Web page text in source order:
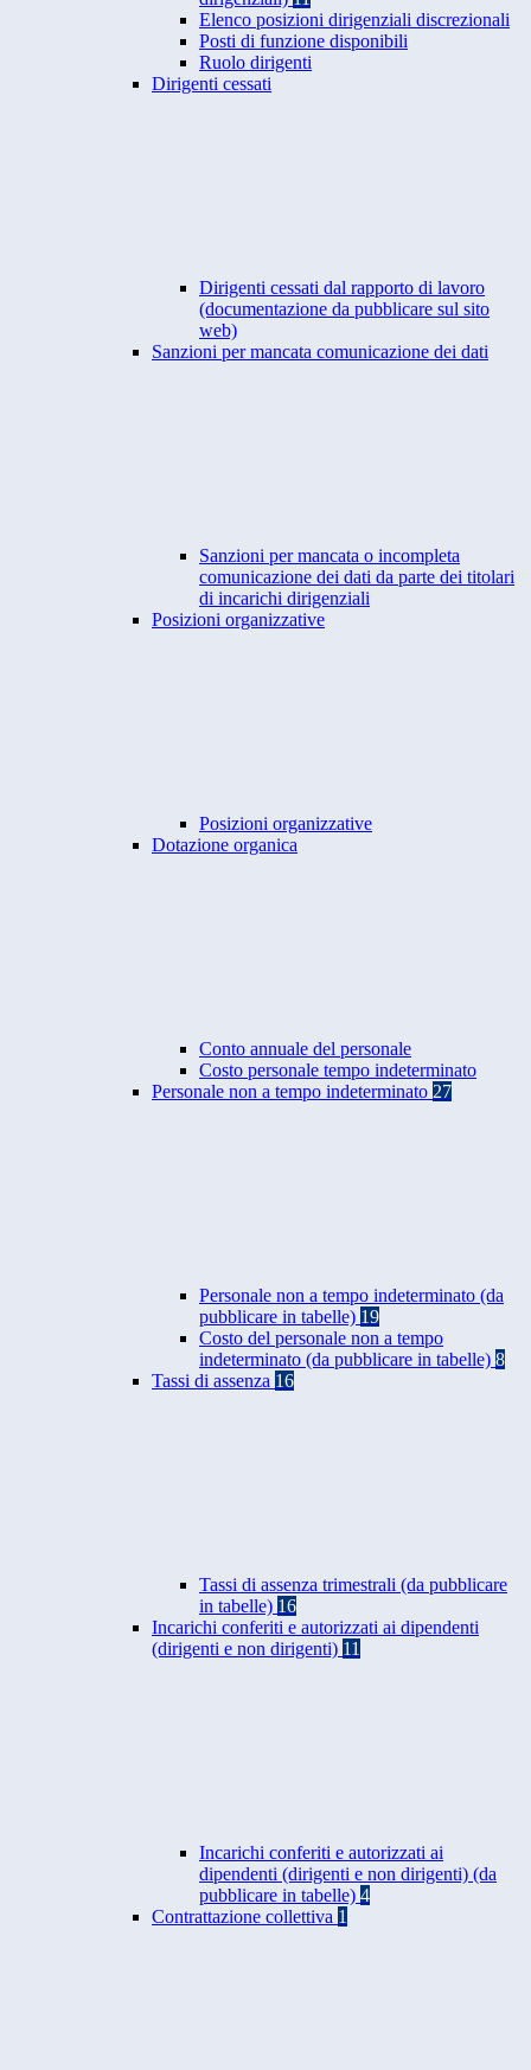
Elenco posizioni dirigenziali discrezionali
Posti di funzione disponibili
Ruolo dirigenti
Dirigenti cessati
Dirigenti cessati dal rapporto di lavoro
(documentazione da pubblicare sul sito
web)
Sanzioni per mancata comunicazione dei dati
Sanzioni per mancata o incompleta
comunicazione dei dati da parte dei titolari
di incarichi dirigenziali
Posizioni organizzative
Posizioni organizzative
Dotazione organica
Conto annuale del personale
Costo personale tempo indeterminato
Personale non a tempo indeterminato 27
Personale non a tempo indeterminato (da
pubblicare in tabelle) 19
Costo del personale non a tempo
indeterminato (da pubblicare in tabelle) 8
Tassi di assenza 16
Tassi di assenza trimestrali (da pubblicare
in tabelle) 16
Incarichi conferiti e autorizzati ai dipendenti
(dirigenti e non dirigenti) 11
Incarichi conferiti e autorizzati ai
dipendenti (dirigenti e non dirigenti) (da
pubblicare in tabelle) 4
Contrattazione collettiva 1